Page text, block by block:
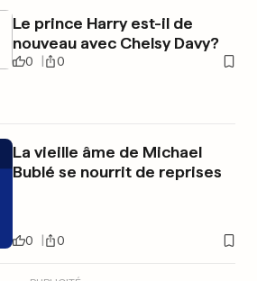
Le prince Harry est-il de
nouveau avec Chelsy Davy?
0 0
La vieille âme de Michael
Bublé se nourrit de reprises
0 0